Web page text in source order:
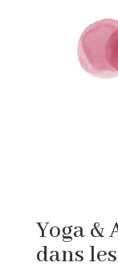
Yoga &
dans